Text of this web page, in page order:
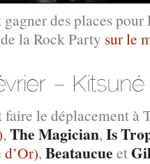
des places
la Rock Party sur le
faire le déplacement
, The Magician, Is
, Beataucue et